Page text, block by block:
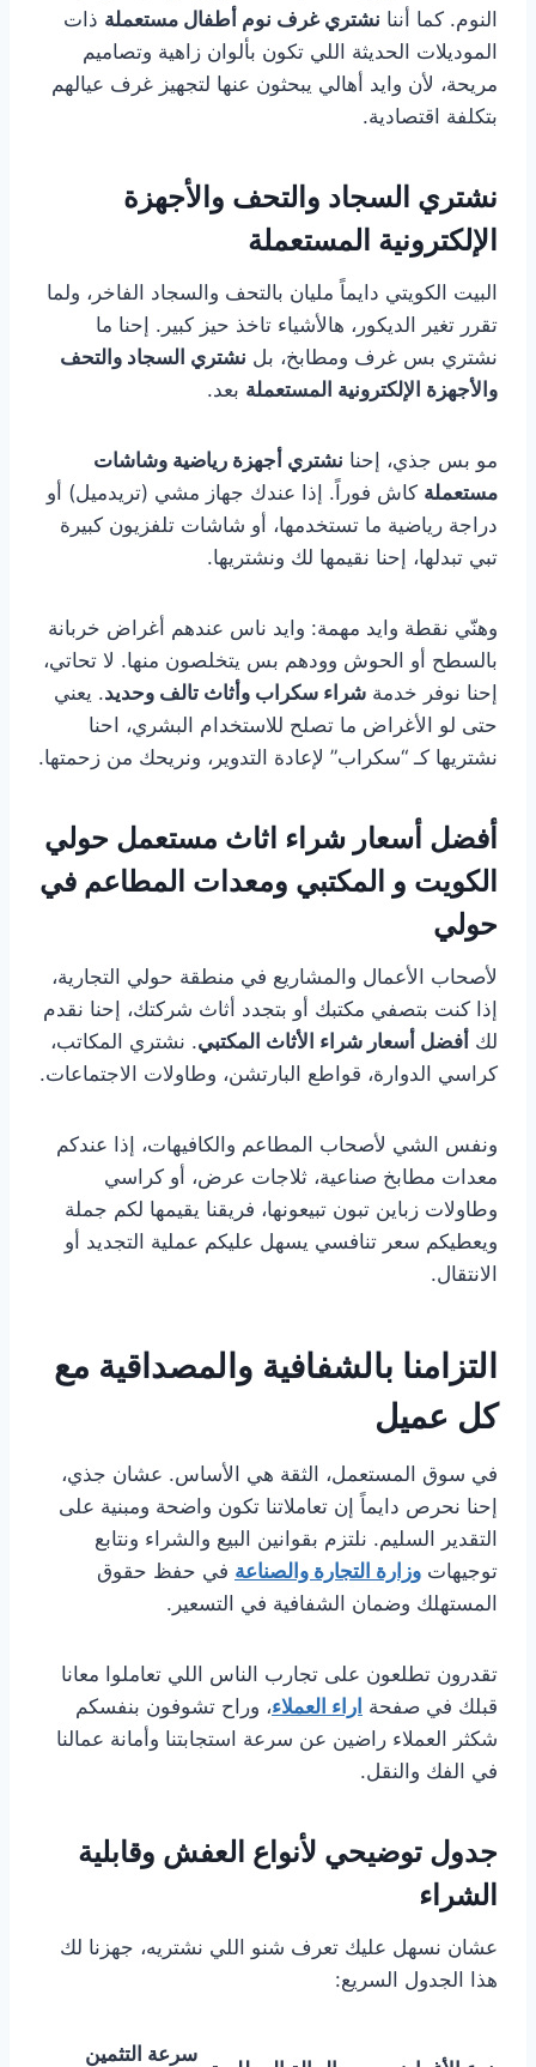
النوم. كما أننا نشتري غرف نوم أطفال مستعملة ذات
الموديلات الحديثة اللي تكون بألوان زاهية وتصاميم
مريحة، لأن وايد أهالي يبحثون عنها لتجهيز غرف عيالهم
بتكلفة اقتصادية.
نشتري السجاد والتحف والأجهزة
الإلكترونية المستعملة
البيت الكويتي دايماً مليان بالتحف والسجاد الفاخر، ولما
تقرر تغير الديكور، هالأشياء تاخذ حيز كبير. إحنا ما
نشتري بس غرف ومطابخ، بل نشتري السجاد والتحف
والأجهزة الإلكترونية المستعملة بعد.
مو بس جذي، إحنا نشتري أجهزة رياضية وشاشات
مستعملة كاش فوراً. إذا عندك جهاز مشي (تريدميل) أو
دراجة رياضية ما تستخدمها، أو شاشات تلفزيون كبيرة
تبي تبدلها، إحنا نقيمها لك ونشتريها.
وهنّي نقطة وايد مهمة: وايد ناس عندهم أغراض خربانة
بالسطح أو الحوش وودهم بس يتخلصون منها. لا تحاتي،
إحنا نوفر خدمة شراء سكراب وأثاث تالف وحديد. يعني
حتى لو الأغراض ما تصلح للاستخدام البشري، احنا
نشتريها كـ “سكراب” لإعادة التدوير، ونريحك من زحمتها.
أفضل أسعار شراء اثاث مستعمل حولي
الكويت و المكتبي ومعدات المطاعم في
حولي
لأصحاب الأعمال والمشاريع في منطقة حولي التجارية،
إذا كنت بتصفي مكتبك أو بتجدد أثاث شركتك، إحنا نقدم
لك أفضل أسعار شراء الأثاث المكتبي. نشتري المكاتب،
كراسي الدوارة، قواطع البارتشن، وطاولات الاجتماعات.
ونفس الشي لأصحاب المطاعم والكافيهات، إذا عندكم
معدات مطابخ صناعية، ثلاجات عرض، أو كراسي
وطاولات زباين تبون تبيعونها، فريقنا يقيمها لكم جملة
ويعطيكم سعر تنافسي يسهل عليكم عملية التجديد أو
الانتقال.
التزامنا بالشفافية والمصداقية مع
كل عميل
في سوق المستعمل، الثقة هي الأساس. عشان جذي،
إحنا نحرص دايماً إن تعاملاتنا تكون واضحة ومبنية على
التقدير السليم. نلتزم بقوانين البيع والشراء ونتابع
توجيهات وزارة التجارة والصناعة في حفظ حقوق
المستهلك وضمان الشفافية في التسعير.
تقدرون تطلعون على تجارب الناس اللي تعاملوا معانا
قبلك في صفحة اراء العملاء، وراح تشوفون بنفسكم
شكثر العملاء راضين عن سرعة استجابتنا وأمانة عمالنا
في الفك والنقل.
جدول توضيحي لأنواع العفش وقابلية
الشراء
عشان نسهل عليك تعرف شنو اللي نشتريه، جهزنا لك
هذا الجدول السريع:
سرعة التثمين